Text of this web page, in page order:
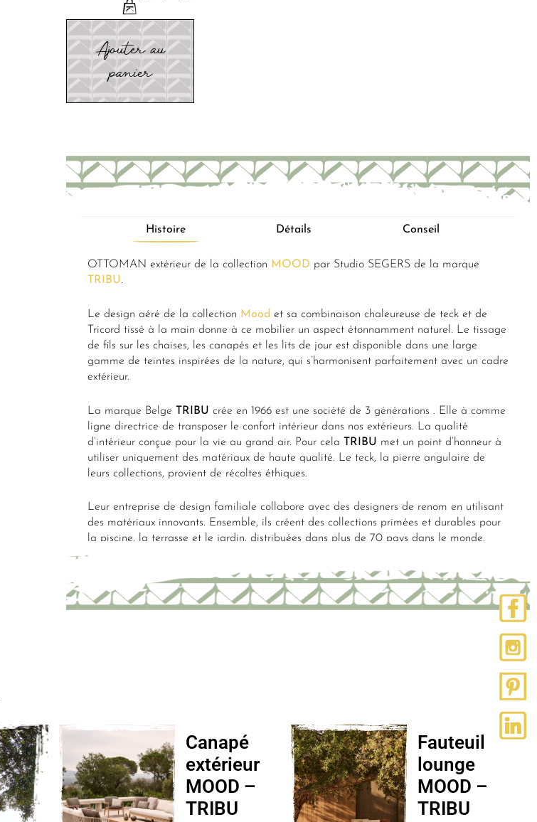
Ajouter au
panier
Histoire Détails Conseil
OTTOMAN extérieur de la collection MOOD par Studio SEGERS de la marque
TRIBU.
Le design aéré de la collection Mood et sa combinaison chaleureuse de teck et de
Tricord tissé à la main donne à ce mobilier un aspect étonnamment naturel. Le tissage
de fils sur les chaises, les canapés et les lits de jour est disponible dans une large
gamme de teintes inspirées de la nature, qui s’harmonisent parfaitement avec un cadre
extérieur.
La marque Belge TRIBU crée en 1966 est une société de 3 générations . Elle à comme
ligne directrice de transposer le confort intérieur dans nos extérieurs. La qualité
d’intérieur conçue pour la vie au grand air. Pour cela TRIBU met un point d’honneur à
utiliser uniquement des matériaux de haute qualité. Le teck, la pierre angulaire de
leurs collections, provient de récoltes éthiques.
Leur entreprise de design familiale collabore avec des designers de renom en utilisant
des matériaux innovants. Ensemble, ils créent des collections primées et durables pour
la piscine, la terrasse et le jardin, distribuées dans plus de 70 pays dans le monde.
Canapé
extérieur
MOOD –
TRIBU
Fauteuil
lounge
MOOD –
TRIBU